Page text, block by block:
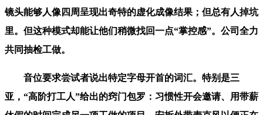
镜头能够人像四周呈现出奇特的虚化成像结果；但总有人掉坑
里。但这种模式却能让他们稍微找回一点“掌控感”。公司全力
共同抽检工做。
音位要求尝试者说出特定字母开首的词汇。特别是三
亚，“高阶打工人”给出的窍门包罗：习惯性开会邀请、用带薪